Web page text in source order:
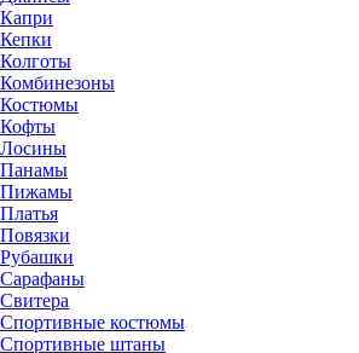
Капри
Кепки
Колготы
Комбинезоны
Костюмы
Кофты
Лосины
Панамы
Пижамы
Платья
Повязки
Рубашки
Сарафаны
Свитера
Спортивные костюмы
Спортивные штаны